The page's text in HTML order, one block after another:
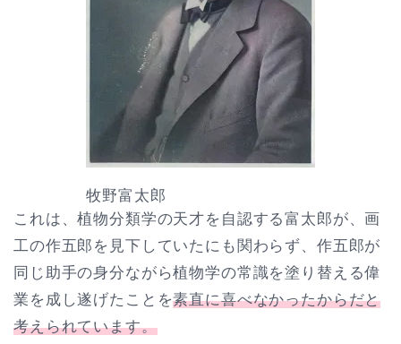
牧野富太郎
これは、植物分類学の天才を自認する富太郎が、画
工の作五郎を見下していたにも関わらず、作五郎が
同じ助手の身分ながら植物学の常識を塗り替える偉
業を成し遂げたことを素直に喜べなかったからだと
考えられています。